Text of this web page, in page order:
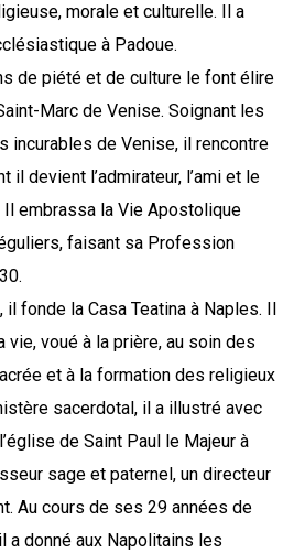
morale et culturelle. Il a
à Padoue.
de piété et de culture le font élire
Marc de Venise. Soignant les
incurables de Venise, il rencontre
il devient l’admirateur, l’ami et le
Il embrassa la Vie Apostolique
faisant sa Profession
il fonde la Casa Teatina à Naples. Il
voué à la prière, au soin des
et à la formation des religieux
sacerdotal, il a illustré avec
de Saint Paul le Majeur à
sage et paternel, un directeur
Au cours de ses 29 années de
a donné aux Napolitains les